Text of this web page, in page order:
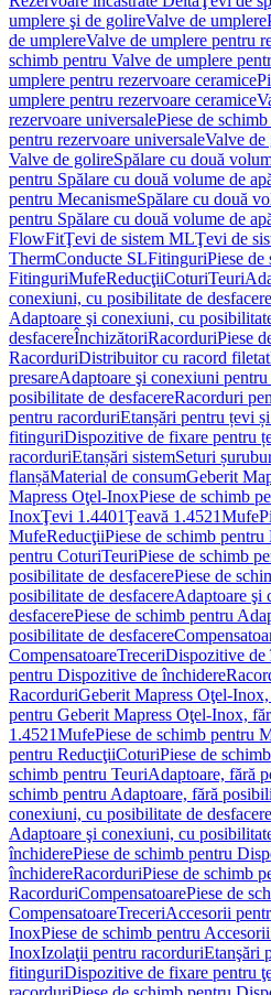
umplere şi de golireValve de umplere
de umplereValve de umplere pentru
schimb pentru Valve de umplere
umplere pentru rezervoare ceramice
umplere pentru rezervoare ceramice
rezervoare universalePiese de
pentru rezervoare universaleValve de
Valve de golireSpălare cu două
pentru Spălare cu două volume de
pentru MecanismeSpălare cu două
pentru Spălare cu două volume de
FlowFitŢevi de sistem MLŢevi de
ThermConducte SLFitinguriPiese de
FitinguriMufeReducţiiCoturiTeuri
conexiuni, cu posibilitate de desfacere
Adaptoare şi conexiuni, cu
desfacereÎnchizătoriRacorduriPiese
RacorduriDistribuitor cu racord filetat
presareAdaptoare şi conexiuni
posibilitate de desfacereRacorduri
pentru racorduriEtanșări pentru țevi
fitinguriDispozitive de fixare pentru
racorduriEtanșări sistemSeturi
flanșăMaterial de consumGeberit
Mapress Oţel-InoxPiese de schimb
InoxŢevi 1.4401Ţeavă 1.4521Mufe
MufeReducţiiPiese de schimb pentru
pentru CoturiTeuriPiese de schimb
posibilitate de desfacerePiese de
posibilitate de desfacereAdaptoare şi
desfacerePiese de schimb pentru
posibilitate de desfacere
CompensatoareTreceriDispozitive de
pentru Dispozitive de închidere
RacorduriGeberit Mapress Oţel-
pentru Geberit Mapress Oţel-Inox,
1.4521MufePiese de schimb pentru
pentru ReducţiiCoturiPiese de
schimb pentru TeuriAdaptoare, fără
schimb pentru Adaptoare, fără
conexiuni, cu posibilitate de desfacere
Adaptoare şi conexiuni, cu
închiderePiese de schimb pentru
închidereRacorduriPiese de schimb
RacorduriCompensatoarePiese de
CompensatoareTreceriAccesorii
InoxPiese de schimb pentru
InoxIzolaţii pentru racorduriEtanşări
fitinguriDispozitive de fixare pentru